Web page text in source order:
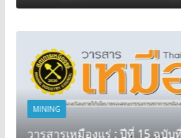
MINING
วารสารเหมืองแร่ : ปีที่ 15 ฉบั